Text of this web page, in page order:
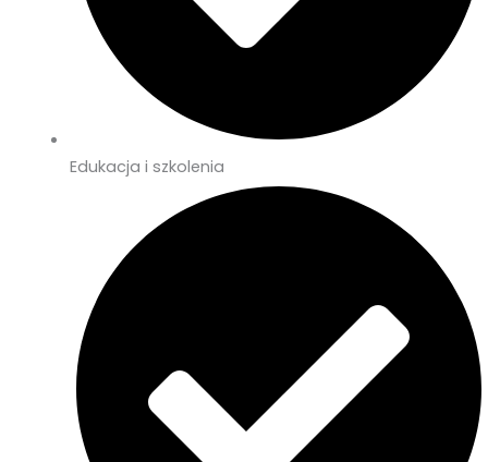
Edukacja i szkolenia